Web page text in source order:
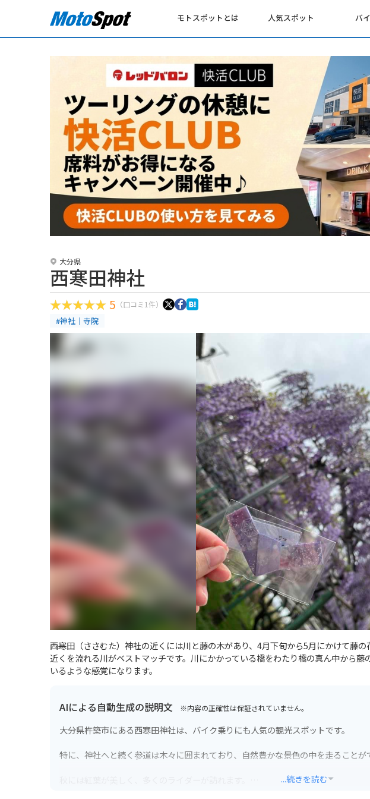
モトスポットとは 人気スポット バ
大分県
西寒田神社
5 （口コミ1件）
#神社｜寺院
西寒田（ささむた）神社の近くには川と藤の木があり、4月下旬から5月にかけて藤
近くを流れる川がベストマッチです。川にかかっている橋をわたり橋の真ん中から
いるような感覚になります。
AIによる自動生成の説明文 ※内容の正確性は保証されていません。
大分県杵築市にある西寒田神社は、バイク乗りにも人気の観光スポットです。
特に、神社へと続く参道は木々に囲まれており、自然豊かな景色の中を走ることが
...続きを読む